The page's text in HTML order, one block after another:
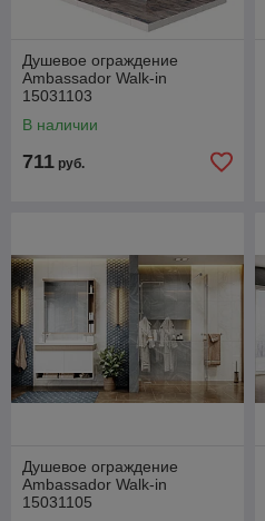
Душевое ограждение
Ambassador Walk-in
15031103
В наличии
711 руб.
Душевое ограждение
Ambassador Walk-in
15031105